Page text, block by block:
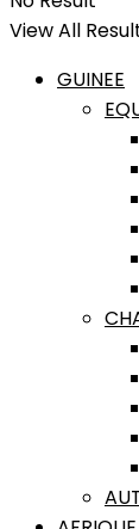
View All
GUINEE